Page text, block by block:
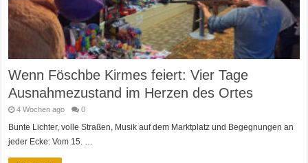
Wenn Föschbe Kirmes feiert: Vier Tage
Ausnahmezustand im Herzen des Ortes
4 Wochen ago 0
Bunte Lichter, volle Straßen, Musik auf dem Marktplatz und Begegnungen an
jeder Ecke: Vom 15. …